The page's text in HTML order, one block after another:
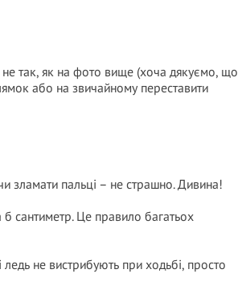
так, як на фото вище (хоча дякуємо, що
або на звичайному переставити
зламати пальці – не страшно. Дивина!
сантиметр. Це правило багатьох
не вистрибують при ходьбі, просто